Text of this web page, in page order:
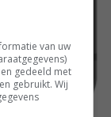
van uw
gedeeld met
gebruikt. Wij